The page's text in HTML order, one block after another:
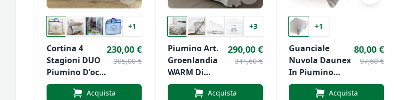
+1
Cortina 4
Stagioni DUO
Piumino D'oca
Di Daunex
230,00 €
305,00 €
Acquista
+3
Piumino Art.
Groenlandia
WARM Di
Daunex
290,00 €
341,60 €
Acquista
+1
Guanciale
Nuvola Daunex
In Piumino
D’Oca
80,00 €
97,60 €
Acquista